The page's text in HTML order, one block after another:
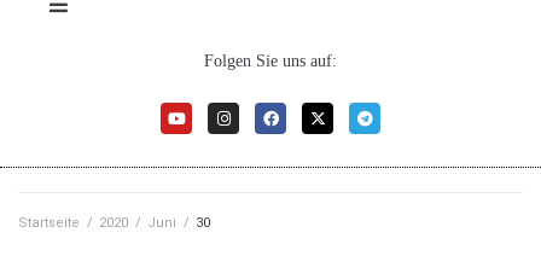
Folgen Sie uns auf:
Startseite / 2020 / Juni / 30